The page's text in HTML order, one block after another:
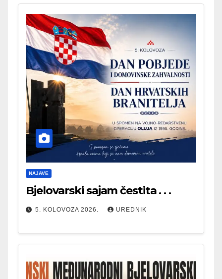
NAJAVE
Bjelovarski sajam čestita . . .
5. KOLOVOZA 2026. UREDNIK